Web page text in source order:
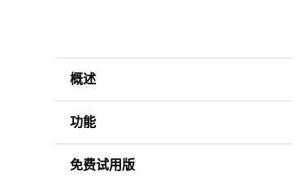
概述
功能
免费试用版